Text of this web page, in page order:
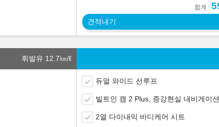
합계
견적내기
휘발유 12.7㎞/ℓ
듀얼 와이드 선루프
빌트인 캠 2 Plus, 증강현실 내비게이션
2열 다이내믹 바디케어 시트